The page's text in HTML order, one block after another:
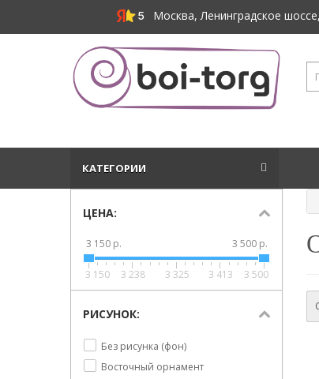
Москва, Ленинградское
КАТЕГОРИИ
ЦЕНА:
3 150 р. 3 500 р.
3 150 3 238 3 325 3 413 3 500
РИСУНОК:
Без рисунка (фон)
Восточный орнамент